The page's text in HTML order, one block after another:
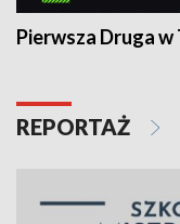
Pierwsza Druga w
REPORTAŻ